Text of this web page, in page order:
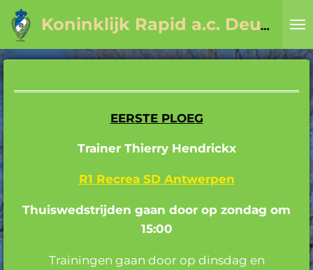
Ga
direct
naar
hoofdinhoud
Koninklijk Rapid a.c. Deurne sinds 1923
EERSTE PLOEG
Trainer Thierry Hendrickx
R1 Recrea SD Antwerpen
Thuiswedstrijden gaan door op zondag om
15:00
Trainingen gaan door op dinsdag en